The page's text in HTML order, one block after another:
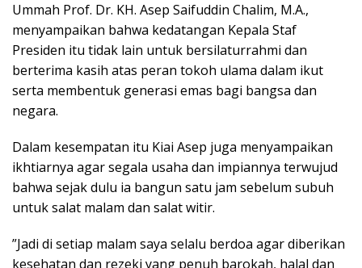
Ummah Prof. Dr. KH. Asep Saifuddin Chalim, M.A.,
menyampaikan bahwa kedatangan Kepala Staf
Presiden itu tidak lain untuk bersilaturrahmi dan
berterima kasih atas peran tokoh ulama dalam ikut
serta membentuk generasi emas bagi bangsa dan
negara.
Dalam kesempatan itu Kiai Asep juga menyampaikan
ikhtiarnya agar segala usaha dan impiannya terwujud
bahwa sejak dulu ia bangun satu jam sebelum subuh
untuk salat malam dan salat witir.
”Jadi di setiap malam saya selalu berdoa agar diberikan
kesehatan dan rezeki yang penuh barokah, halal dan